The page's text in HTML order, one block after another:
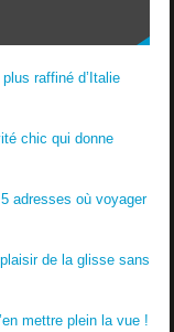
raffiné d’Italie
chic qui donne
adresses où voyager
de la glisse sans
mettre plein la vue !